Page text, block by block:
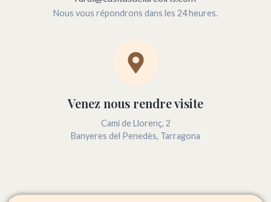
Nous vous répondrons dans les 24 heures.
Venez nous rendre visite
Camí de Llorenç, 2
Banyeres del Penedès, Tarragona